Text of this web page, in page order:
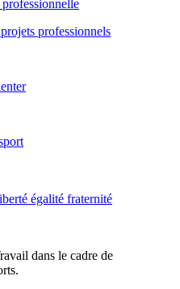
professionnels
dans le cadre de